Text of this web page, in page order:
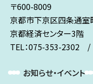
〒600-8009
京都市下京区四条通室
京都経済センター3階
TEL：075-353-2302
お知らせ・イベント